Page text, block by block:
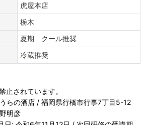
虎屋本店
栃木
夏期 クール推奨
冷蔵推奨
止されています。
らの酒店 / 福岡県行橋市行事7丁目5-12
明彦